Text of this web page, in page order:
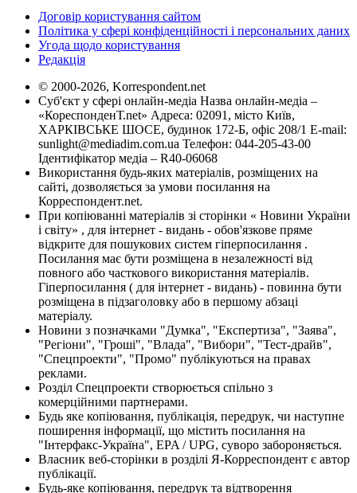
Договір користування сайтом
Політика у сфері конфіденційності і персональних даних
Угода щодо користування
Редакція
© 2000-2026, Korrespondent.net
Суб'єкт у сфері онлайн-медіа Назва онлайн-медіа –
«КореспонденТ.net» Адреса: 02091, місто Київ,
ХАРКІВСЬКЕ ШОСЕ, будинок 172-Б, офіс 208/1 E-mail:
sunlight@mediadim.com.ua Телефон: 044-205-43-00
Ідентифікатор медіа – R40-06068
Використання будь-яких матеріалів, розміщених на
сайті, дозволяється за умови посилання на
Корреспондент.net.
При копіюванні матеріалів зі сторінки « Новини України
і світу» , для інтернет - видань - обов'язкове пряме
відкрите для пошукових систем гіперпосилання .
Посилання має бути розміщена в незалежності від
повного або часткового використання матеріалів.
Гіперпосилання ( для інтернет - видань) - повинна бути
розміщена в підзаголовку або в першому абзаці
матеріалу.
Новини з позначками "Думка", "Експертиза", "Заява",
"Регіони", "Гроші", "Влада", "Вибори", "Тест-драйв",
"Спецпроекти", "Промо" публікуються на правах
реклами.
Розділ Спецпроекти створюється спільно з
комерційними партнерами.
Будь яке копіювання, публікація, передрук, чи наступне
поширення інформації, що містить посилання на
"Інтерфакс-Україна", EPA / UPG, суворо забороняється.
Власник веб-сторінки в розділі Я-Корреспондент є автор
публікації.
Будь-яке копіювання, передрук та відтворення